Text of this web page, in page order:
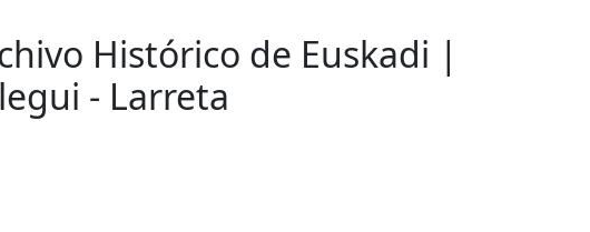
Histórico de Euskadi |
- Larreta